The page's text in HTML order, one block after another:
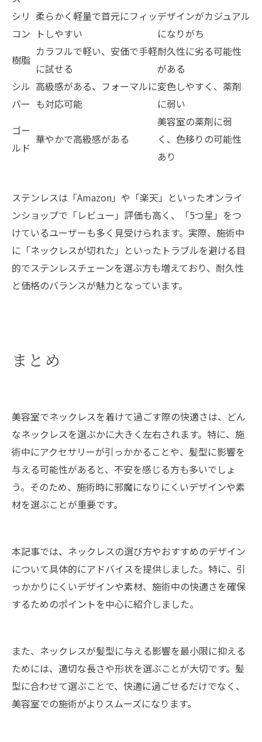
シリ
コン
柔らかく軽量で首元にフィッ
トしやすい
デザインがカジュアル
になりがち
樹脂
カラフルで軽い、安価で手軽
に試せる
耐久性に劣る可能性
がある
シル
バー
高級感がある、フォーマルに
も対応可能
変色しやすく、薬剤
に弱い
ゴー
ルド
華やかで高級感がある
美容室の薬剤に弱
く、色移りの可能性
あり
ステンレスは「Amazon」や「楽天」といったオンライ
ンショップで「レビュー」評価も高く、「5つ星」をつ
けているユーザーも多く見受けられます。実際、施術中
に「ネックレスが切れた」といったトラブルを避ける目
的でステンレスチェーンを選ぶ方も増えており、耐久性
と価格のバランスが魅力となっています。
まとめ
美容室でネックレスを着けて過ごす際の快適さは、どん
なネックレスを選ぶかに大きく左右されます。特に、施
術中にアクセサリーが引っかかることや、髪型に影響を
与える可能性があると、不安を感じる方も多いでしょ
う。そのため、施術時に邪魔になりにくいデザインや素
材を選ぶことが重要です。
本記事では、ネックレスの選び方やおすすめのデザイン
について具体的にアドバイスを提供しました。特に、引
っかかりにくいデザインや素材、施術中の快適さを確保
するためのポイントを中心に紹介しました。
また、ネックレスが髪型に与える影響を最小限に抑える
ためには、適切な長さや形状を選ぶことが大切です。髪
型に合わせて選ぶことで、快適に過ごせるだけでなく、
美容室での施術がよりスムーズになります。